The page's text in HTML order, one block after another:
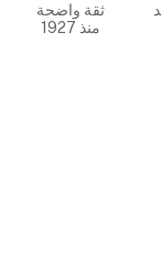
ثقة واضحة
منذ 1927